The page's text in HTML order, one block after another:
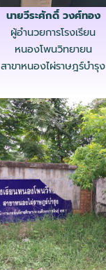
นายวีระศักดิ์ วงศ์ทอง
ผู้อำนวยการโรงเรียน
หนองโพนวิทยายน
สาขาหนองไผ่ราษฎร์บำรุง